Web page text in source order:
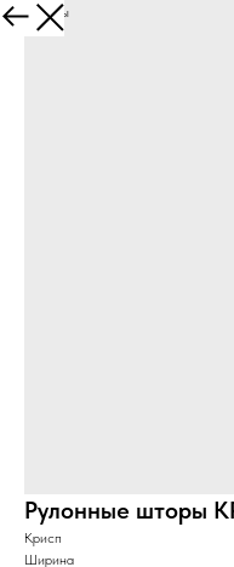
Все товары
Рулонные шторы
Крисп
Ширина